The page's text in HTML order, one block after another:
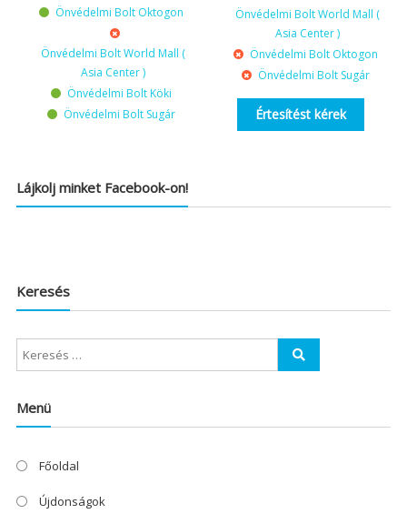
Önvédelmi Bolt Oktogon
Önvédelmi Bolt World Mall (
Asia Center )
Önvédelmi Bolt Köki
Önvédelmi Bolt Sugár
Önvédelmi Bolt World Mall (
Asia Center )
Önvédelmi Bolt Oktogon
Önvédelmi Bolt Sugár
Értesítést kérek
Lájkolj minket Facebook-on!
Keresés
Menü
Főoldal
Újdonságok